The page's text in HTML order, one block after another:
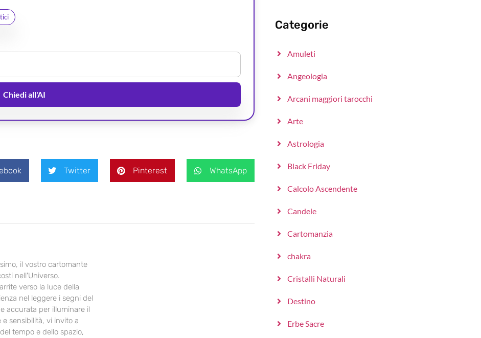
Chiedi all'AI
Twitter Pinterest WhatsApp
il vostro cartomante
nell'Universo.
verso la luce della
nel leggere i segni del
accurata per illuminare il
sensibilità, vi invito a
tempo e dello spazio,
Categorie
Amuleti
Angeologia
Arcani maggiori tarocchi
Arte
Astrologia
Black Friday
Calcolo Ascendente
Candele
Cartomanzia
chakra
Cristalli Naturali
Destino
Erbe Sacre